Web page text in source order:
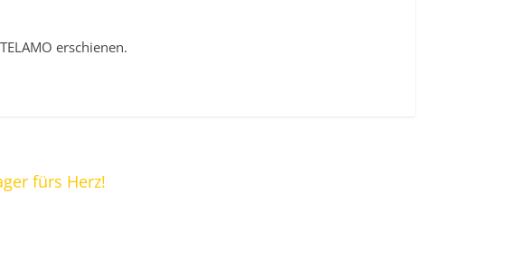
erschienen.
fürs Herz!